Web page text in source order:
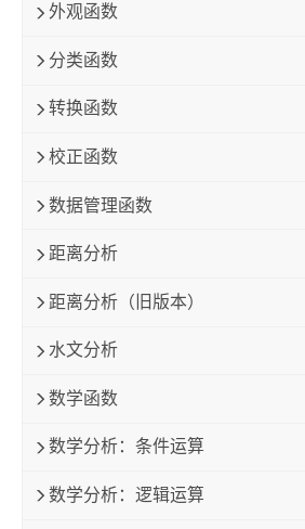
外观函数
分类函数
转换函数
校正函数
数据管理函数
距离分析
距离分析（旧版本）
水文分析
数学函数
数学分析：条件运算
数学分析：逻辑运算